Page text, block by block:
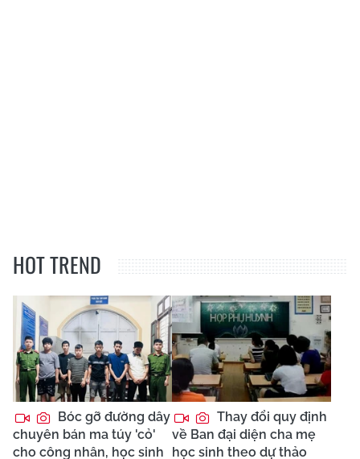
HOT TREND
Bóc gỡ đường dây
chuyên bán ma túy 'cỏ'
cho công nhân, học sinh
Thay đổi quy định
về Ban đại diện cha mẹ
học sinh theo dự thảo